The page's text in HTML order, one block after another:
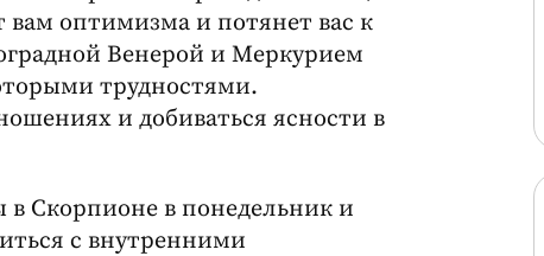
оптимизма и потянет вас к
Венерой и Меркурием
трудностями.
и добиваться ясности в
Скорпионе в понедельник и
с внутренними